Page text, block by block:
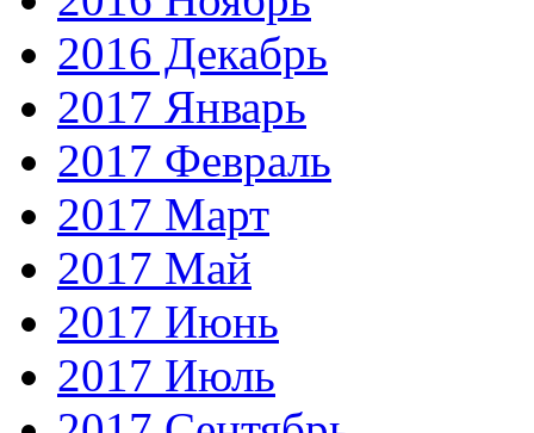
2016 Декабрь
2017 Январь
2017 Февраль
2017 Март
2017 Май
2017 Июнь
2017 Июль